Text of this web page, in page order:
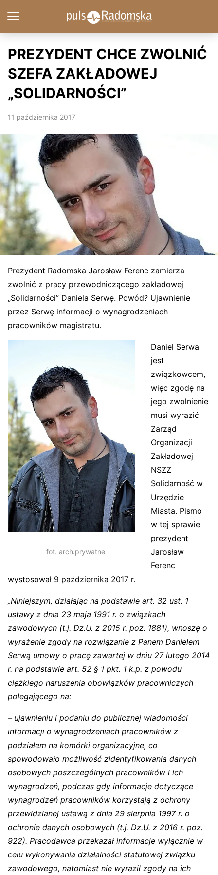
PREZYDENT CHCE ZWOLNIĆ
SZEFA ZAKŁADOWEJ
„SOLIDARNOŚCI”
11 października 2017
Prezydent Radomska Jarosław Ferenc zamierza
zwolnić z pracy przewodniczącego zakładowej
„Solidarności” Daniela Serwę. Powód? Ujawnienie
przez Serwę informacji o wynagrodzeniach
pracowników magistratu.
fot. arch.prywatne
Daniel Serwa
jest
związkowcem,
więc zgodę na
jego zwolnienie
musi wyrazić
Zarząd
Organizacji
Zakładowej
NSZZ
Solidarność w
Urzędzie
Miasta. Pismo
w tej sprawie
prezydent
Jarosław
Ferenc
wystosował 9 października 2017 r.
„Niniejszym, działając na podstawie art. 32 ust. 1
ustawy z dnia 23 maja 1991 r. o związkach
zawodowych (t.j. Dz.U. z 2015 r. poz. 1881), wnoszę o
wyrażenie zgody na rozwiązanie z Panem Danielem
Serwą umowy o pracę zawartej w dniu 27 lutego 2014
r. na podstawie art. 52 § 1 pkt. 1 k.p. z powodu
ciężkiego naruszenia obowiązków pracowniczych
polegającego na:
– ujawnieniu i podaniu do publicznej wiadomości
informacji o wynagrodzeniach pracowników z
podziałem na komórki organizacyjne, co
spowodowało możliwość zidentyfikowania danych
osobowych poszczególnych pracowników i ich
wynagrodzeń, podczas gdy informacje dotyczące
wynagrodzeń pracowników korzystają z ochrony
przewidzianej ustawą z dnia 29 sierpnia 1997 r. o
ochronie danych osobowych (t.j. Dz.U. z 2016 r. poz.
922). Pracodawca przekazał informacje wyłącznie w
celu wykonywania działalności statutowej związku
zawodowego, natomiast nie wyraził zgody na ich